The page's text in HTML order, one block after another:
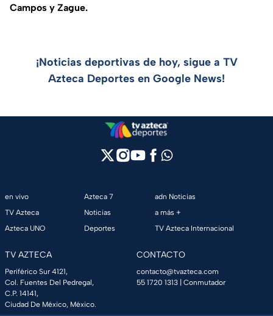
Campos y Zague.
¡Noticias deportivas de hoy, sigue a TV
Azteca Deportes en Google News!
en vivo
TV Azteca
Azteca UNO
Azteca 7
Noticias
Deportes
adn Noticias
a más +
TV Azteca Internacional
TV AZTECA
Periférico Sur 4121,
Col. Fuentes Del Pedregal,
C.P. 14141,
Ciudad De México, México.
CONTACTO
contacto@tvazteca.com
55 1720 1313 | Conmutador